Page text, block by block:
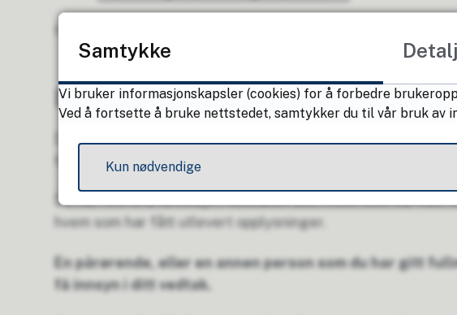
Innsyn i vedtak:
Du har rett til å få innsyn i vedtaket ditt, hvem som har hatt
hvem som har fått utlevert opplysninger.
En pårørende, eller en annen person som du har gitt
få innsyn i ditt vedtak.
Samtykke
Vi bruker informasjonskapsler (cookies) for å forbedre
Ved å fortsette å bruke nettstedet, samtykker du til vår bruk av
Kun nødvendige